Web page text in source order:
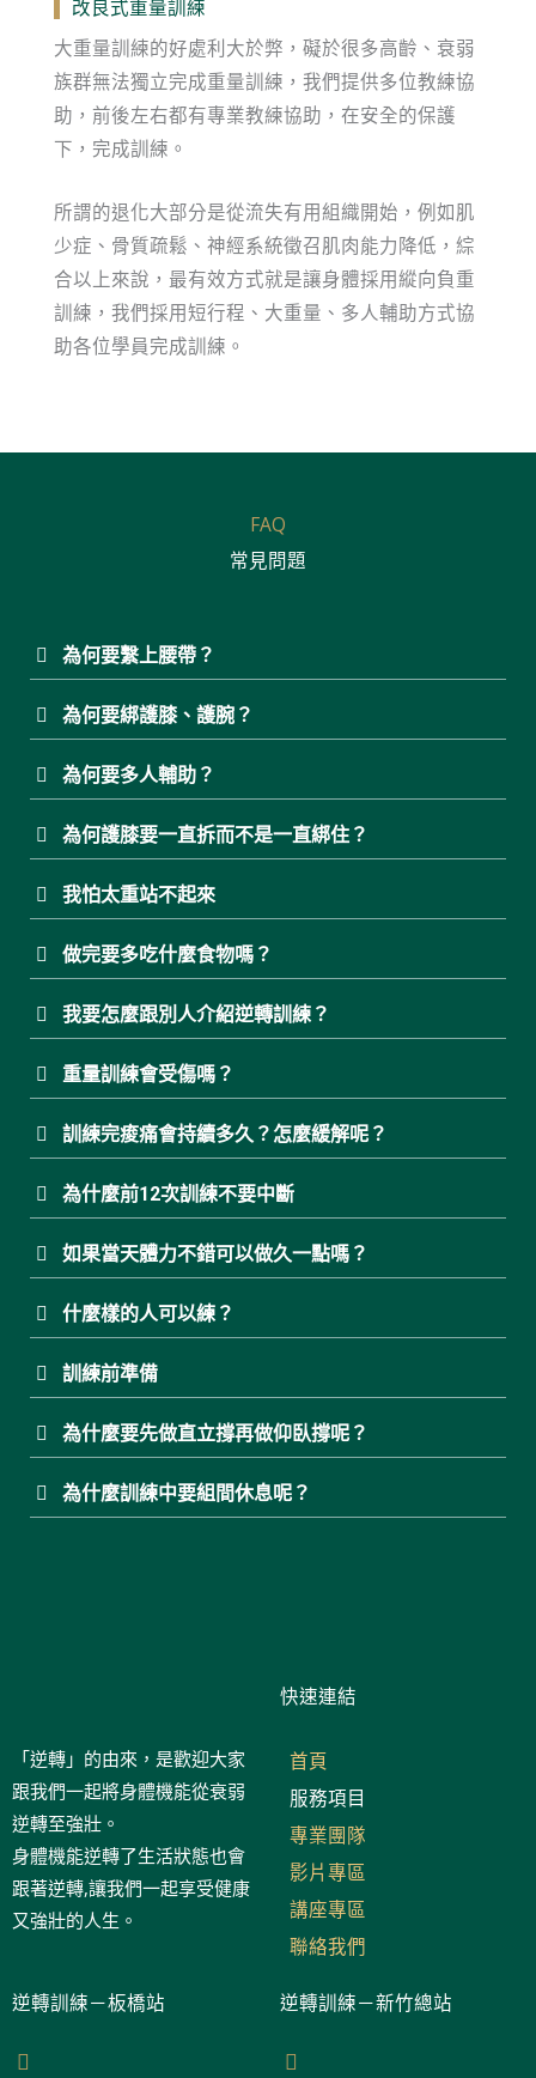
改良式重量訓練
大重量訓練的好處利大於弊，礙於很多高齡、衰弱
族群無法獨立完成重量訓練，我們提供多位教練協
助，前後左右都有專業教練協助，在安全的保護
下，完成訓練。
所謂的退化大部分是從流失有用組織開始，例如肌
少症、骨質疏鬆、神經系統徵召肌肉能力降低，綜
合以上來說，最有效方式就是讓身體採用縱向負重
訓練，我們採用短行程、大重量、多人輔助方式協
助各位學員完成訓練。
FAQ
常見問題
為何要繫上腰帶？
為何要綁護膝、護腕？
為何要多人輔助？
為何護膝要一直拆而不是一直綁住？
我怕太重站不起來
做完要多吃什麼食物嗎？
我要怎麼跟別人介紹逆轉訓練？
重量訓練會受傷嗎？
訓練完痠痛會持續多久？怎麼緩解呢？
為什麼前12次訓練不要中斷
如果當天體力不錯可以做久一點嗎？
什麼樣的人可以練？
訓練前準備
為什麼要先做直立撐再做仰臥撐呢？
為什麼訓練中要組間休息呢？
「逆轉」的由來，是歡迎大家
跟我們一起將身體機能從衰弱
逆轉至強壯。
身體機能逆轉了生活狀態也會
跟著逆轉,讓我們一起享受健康
又強壯的人生。
快速連結
首頁
服務項目
專業團隊
影片專區
講座專區
聯絡我們
逆轉訓練－板橋站 逆轉訓練－新竹總站